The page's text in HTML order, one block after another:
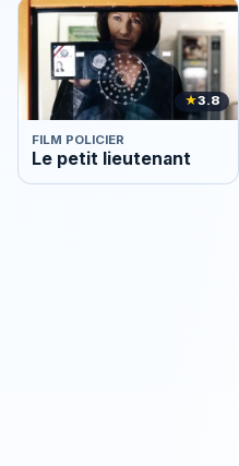
★3.8
FILM POLICIER
Le petit lieutenant